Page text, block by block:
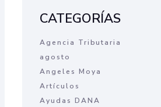
CATEGORÍAS
Agencia Tributaria
agosto
Angeles Moya
Artículos
Ayudas DANA